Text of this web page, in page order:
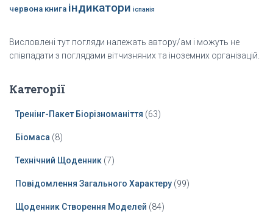
червона книга індикатори іспанія
Висловлені тут погляди належать автору/ам і можуть не
співпадати з поглядами вітчизняних та іноземних організацій.
Категорії
Тренінг-Пакет Біорізноманіття (63)
Біомаса (8)
Технічний Щоденник (7)
Повідомлення Загального Характеру (99)
Щоденник Створення Моделей (84)